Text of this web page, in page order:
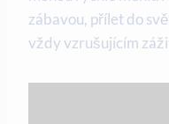
zábavou, přílet do
vždy vzrušujícím